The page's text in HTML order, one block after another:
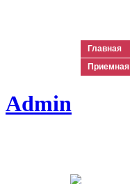
Главная
Приемная
Admin